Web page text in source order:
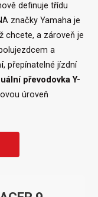
definuje třídu
značky Yamaha je
chcete, a zároveň je
a
, přepínatelné jízdní
převodovka Y-
úroveň